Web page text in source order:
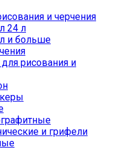
и черчения
24 л
и больше
рисования и
и грифели